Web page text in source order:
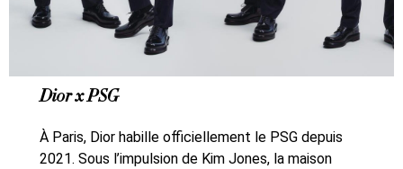
Dior x PSG
À Paris, Dior habille officiellement le PSG depuis
2021. Sous l’impulsion de Kim Jones, la maison